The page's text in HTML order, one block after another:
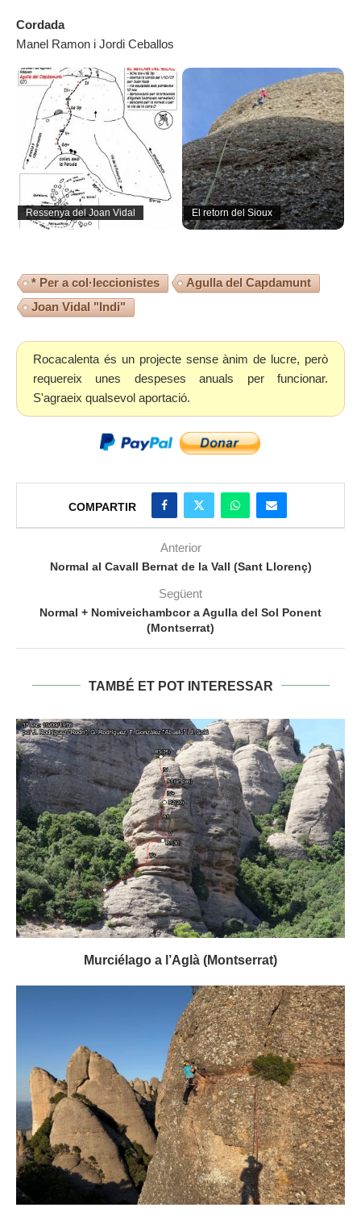
Cordada
Manel Ramon i Jordi Ceballos
Ressenya del Joan Vidal El retorn del Sioux
* Per a col·leccionistes
Agulla del Capdamunt
Joan Vidal "Indi"
Rocacalenta és un projecte sense ànim de lucre, però
requereix unes despeses anuals per funcionar.
S'agraeix qualsevol aportació.
COMPARTIR
Anterior
Normal al Cavall Bernat de la Vall (Sant Llorenç)
Següent
Normal + Nomiveichambcor a Agulla del Sol Ponent
(Montserrat)
TAMBÉ ET POT INTERESSAR
Murciélago a l’Aglà (Montserrat)